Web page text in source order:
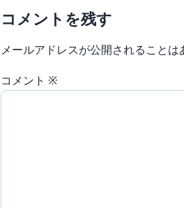
コメントを残す
メールアドレスが公開されることは
コメント ※